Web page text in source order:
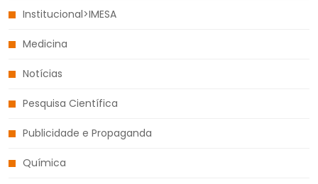
Institucional>IMESA
Medicina
Notícias
Pesquisa Científica
Publicidade e Propaganda
Química